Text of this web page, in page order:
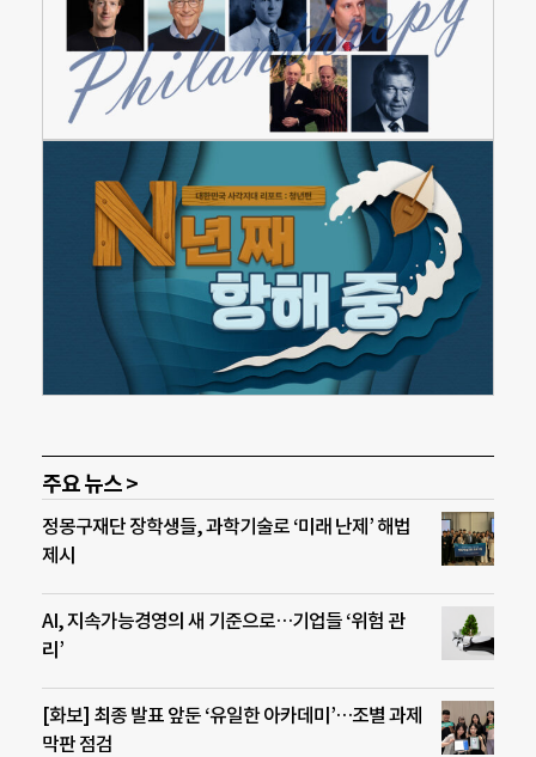
주요 뉴스 >
정몽구재단 장학생들, 과학기술로 ‘미래 난제’ 해법
제시
AI, 지속가능경영의 새 기준으로…기업들 ‘위험 관
리’
[화보] 최종 발표 앞둔 ‘유일한 아카데미’…조별 과제
막판 점검